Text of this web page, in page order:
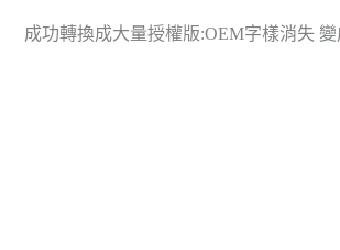
成功轉換成大量授權版:OEM字樣消失